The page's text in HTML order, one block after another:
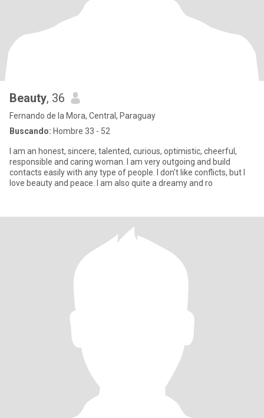
Beauty, 36
Fernando de la Mora, Central, Paraguay
Buscando: Hombre 33 - 52
I am an honest, sincere, talented, curious, optimistic, cheerful,
responsible and caring woman. I am very outgoing and build
contacts easily with any type of people. I don't like conflicts, but I
love beauty and peace. I am also quite a dreamy and ro